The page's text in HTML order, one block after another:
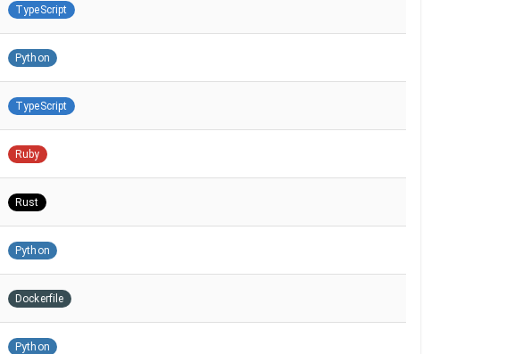
TypeScript
Python
TypeScript
Ruby
Rust
Python
Dockerfile
Python